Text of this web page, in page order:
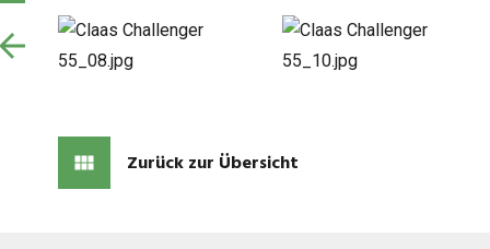
Zurück zur Übersicht